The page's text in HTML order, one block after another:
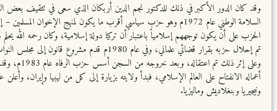
وقد كان الدور الأكبر في ذلك للدكتور نجم الدين أربكان الذي سعى في تثقيف بعض
السلامة الوطني عام 1972م وهو حزب سياسي أقرب ما يكون لمنهج
الحزب على أن يكون توجههم إسلامياً باعتبار أن تركيا دولة إسلامية، وكان رحمه الله
تم إحلال حزبه بقرار قضائي علماني، وفي عام
أعماله الانفتاح على العالم الإسلامي، فبدأ ولايته بزيارة إلى كل من ليبيا وإيران،
ونيجيريا وبنغلاديش وماليزيا.